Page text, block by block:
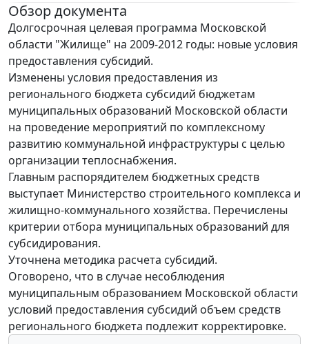
Обзор документа
Долгосрочная целевая программа Московской
области "Жилище" на 2009-2012 годы: новые условия
предоставления субсидий.
Изменены условия предоставления из
регионального бюджета субсидий бюджетам
муниципальных образований Московской области
на проведение мероприятий по комплексному
развитию коммунальной инфраструктуры с целью
организации теплоснабжения.
Главным распорядителем бюджетных средств
выступает Министерство строительного комплекса и
жилищно-коммунального хозяйства. Перечислены
критерии отбора муниципальных образований для
субсидирования.
Уточнена методика расчета субсидий.
Оговорено, что в случае несоблюдения
муниципальным образованием Московской области
условий предоставления субсидий объем средств
регионального бюджета подлежит корректировке.